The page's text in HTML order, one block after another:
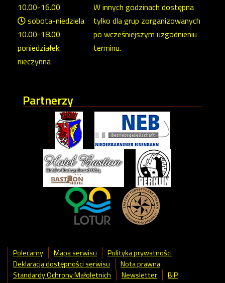
10.00-16.00
sobota-niedziela
10.00-18.00
poniedziałek:
nieczynna
W innych godzinach dostępna
tylko dla grup zorganizowanych
po wcześniejszym uzgodnieniu
terminu.
Partnerzy
Polecamy Mapa serwisu
Polityka prywatności
Deklaracja dostępności serwisu
Nota prawna
Standardy Ochrony Małoletnich
Newsletter
BIP